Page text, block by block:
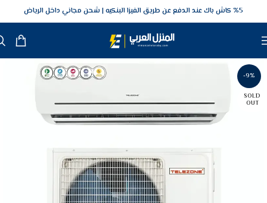
5‎% كاش باك عند الدفع عن طريق الفيزا البنكيه شحن مجاني داخل الرياض
-9%
SOLD
OUT